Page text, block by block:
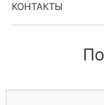
КОНТАКТЫ